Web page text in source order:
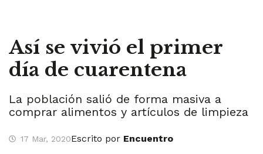
Así se vivió el primer
día de cuarentena
La población salió de forma masiva a
comprar alimentos y artículos de limpieza
17 Mar, 2020Escrito por Encuentro